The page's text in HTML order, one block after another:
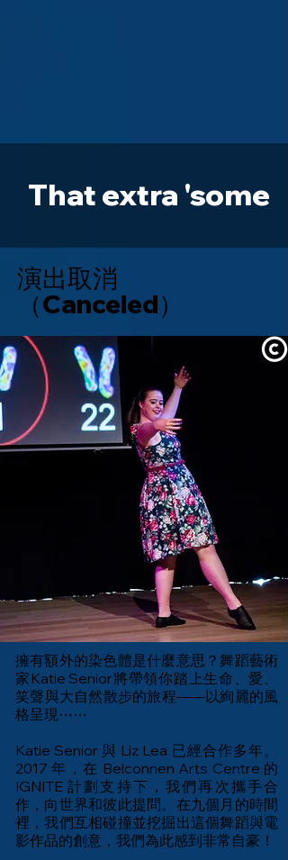
That extra 'some
演出取消
（Canceled）
擁有額外的染色體是什麼意思？舞蹈藝術
家Katie Senior將帶領你踏上生命、愛、
笑聲與大自然散步的旅程——以絢麗的風
格呈現⋯⋯
Katie Senior 與 Liz Lea 已經合作多年。
2017 年，在 Belconnen Arts Centre 的
IGNITE 計劃支持下，我們再次攜手合
作，向世界和彼此提問。在九個月的時間
裡，我們互相碰撞並挖掘出這個舞蹈與電
影作品的創意，我們為此感到非常自豪！